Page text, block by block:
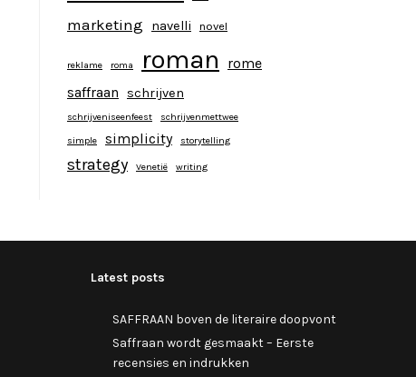
marketing navelli novel
reklame roma roman
rome
saffraan
schrijven
schrijveniseenfeest
schrijvenmettwee
simple
simplicity storytelling
strategy Venetië writing
Latest posts
SAFFRAAN boven de literaire doopvont
Saffraan wordt gesmaakt – Eerste
recensies en indrukken